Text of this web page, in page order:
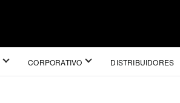
CORPORATIVO DISTRIBUIDORES